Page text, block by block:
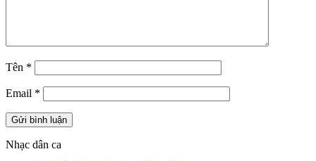
Tên *
Email *
Nhạc dân ca